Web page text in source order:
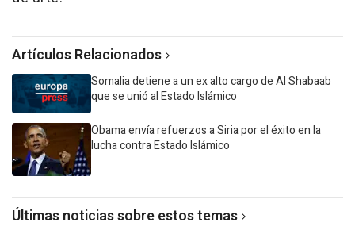
Artículos Relacionados
Somalia detiene a un ex alto cargo de Al Shabaab
que se unió al Estado Islámico
Obama envía refuerzos a Siria por el éxito en la
lucha contra Estado Islámico
Últimas noticias sobre estos temas